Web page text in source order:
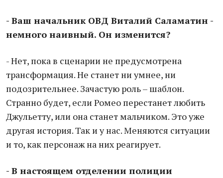
- Ваш начальник ОВД Виталий Саламатин -
немного наивный. Он изменится?
- Нет, пока в сценарии не предусмотрена
трансформация. Не станет ни умнее, ни
подозрительнее. Зачастую роль – шаблон.
Странно будет, если Ромео перестанет любить
Джульетту, или она станет мальчиком. Это уже
другая история. Так и у нас. Меняются ситуации
и то, как персонаж на них реагирует.
- В настоящем отделении полиции